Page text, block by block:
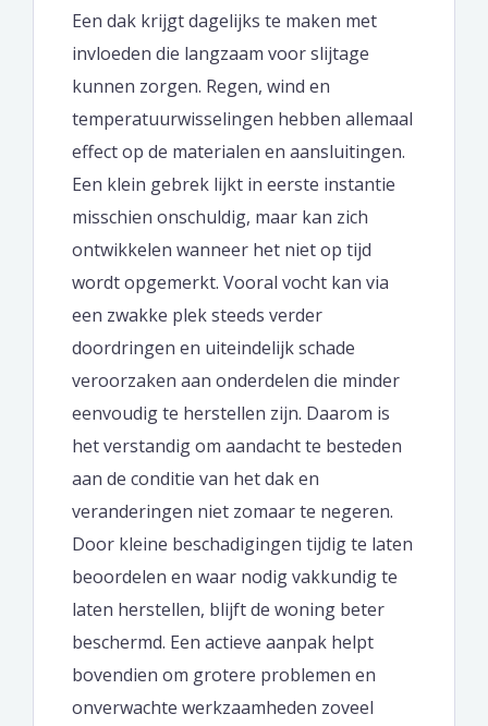
Een dak krijgt dagelijks te maken met
invloeden die langzaam voor slijtage
kunnen zorgen. Regen, wind en
temperatuurwisselingen hebben allemaal
effect op de materialen en aansluitingen.
Een klein gebrek lijkt in eerste instantie
misschien onschuldig, maar kan zich
ontwikkelen wanneer het niet op tijd
wordt opgemerkt. Vooral vocht kan via
een zwakke plek steeds verder
doordringen en uiteindelijk schade
veroorzaken aan onderdelen die minder
eenvoudig te herstellen zijn. Daarom is
het verstandig om aandacht te besteden
aan de conditie van het dak en
veranderingen niet zomaar te negeren.
Door kleine beschadigingen tijdig te laten
beoordelen en waar nodig vakkundig te
laten herstellen, blijft de woning beter
beschermd. Een actieve aanpak helpt
bovendien om grotere problemen en
onverwachte werkzaamheden zoveel